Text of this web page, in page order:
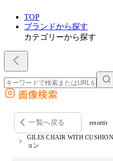
TOP
ブランドから探す
カテゴリーから探す
外部サイトの商品をカートに追加
他のサイトで見つけた商品ページのURLを貼り付
画像検索
一覧へ戻る resortir
GILES CHAIR WITH
ョン